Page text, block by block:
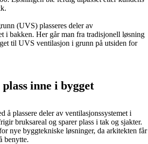
(UVS) plasseres deler av
i bakken. Her går man fra tradisjonell løsning
til UVS ventilasjon i grunn på utsiden for
inne i bygget
å plassere deler av ventilasjonssystemet i
bruksareal og sparer plass i tak og sjakter.
nye byggtekniske løsninger, da arkitekten får
benytte.